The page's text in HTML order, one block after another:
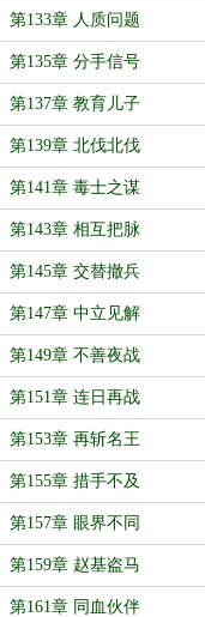
第133章 人质问题
第135章 分手信号
第137章 教育儿子
第139章 北伐北伐
第141章 毒士之谋
第143章 相互把脉
第145章 交替撤兵
第147章 中立见解
第149章 不善夜战
第151章 连日再战
第153章 再斩名王
第155章 措手不及
第157章 眼界不同
第159章 赵基盗马
第161章 同血伙伴